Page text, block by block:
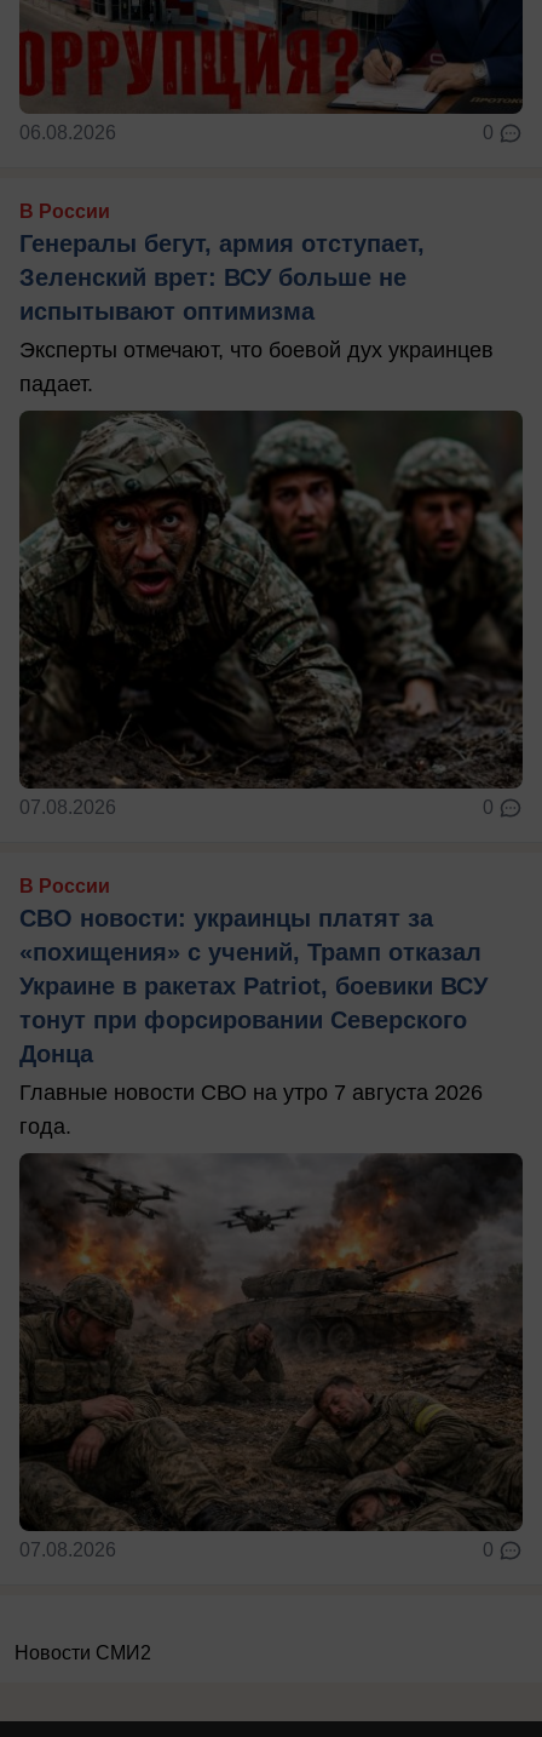
06.08.2026 0
В России
Генералы бегут, армия отступает,
Зеленский врет: ВСУ больше не
испытывают оптимизма
Эксперты отмечают, что боевой дух украинцев
падает.
07.08.2026 0
В России
СВО новости: украинцы платят за
«похищения» с учений, Трамп отказал
Украине в ракетах Patriot, боевики ВСУ
тонут при форсировании Северского
Донца
Главные новости СВО на утро 7 августа 2026
года.
07.08.2026 0
Новости СМИ2